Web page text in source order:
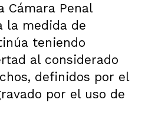
Cámara Penal
la medida de
teniendo
al considerado
definidos por el
por el uso de